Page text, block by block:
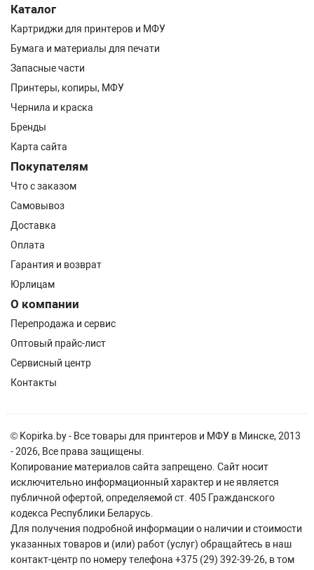
Каталог
Картриджи для принтеров и МФУ
Бумага и материалы для печати
Запасные части
Принтеры, копиры, МФУ
Чернила и краска
Бренды
Карта сайта
Покупателям
Что с заказом
Самовывоз
Доставка
Оплата
Гарантия и возврат
Юрлицам
О компании
Перепродажа и сервис
Оптовый прайс-лист
Сервисный центр
Контакты
© Kopirka.by - Все товары для принтеров и МФУ в Минске, 2013
- 2026, Все права защищены.
Копирование материалов сайта запрещено. Сайт носит
исключительно информационный характер и не является
публичной офертой, определяемой ст. 405 Гражданского
кодекса Республики Беларусь.
Для получения подробной информации о наличии и стоимости
указанных товаров и (или) работ (услуг) обращайтесь в наш
контакт-центр по номеру телефона +375 (29) 392-39-26, в том